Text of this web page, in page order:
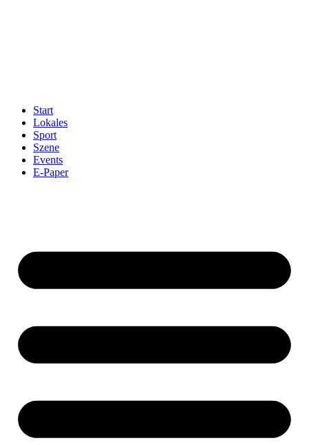
Start
Lokales
Sport
Szene
Events
E-Paper